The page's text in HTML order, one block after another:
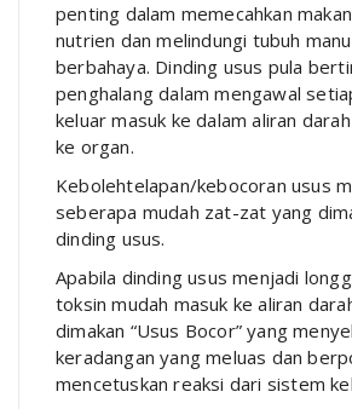
penting dalam memecahkan
nutrien dan melindungi tubuh
berbahaya. Dinding usus pula
penghalang dalam mengawal
keluar masuk ke dalam aliran
ke organ.
Kebolehtelapan/kebocoran usus
seberapa mudah zat-zat yang
dinding usus.
Apabila dinding usus menjadi
toksin mudah masuk ke aliran
dimakan “Usus Bocor” yang
keradangan yang meluas dan
mencetuskan reaksi dari sistem